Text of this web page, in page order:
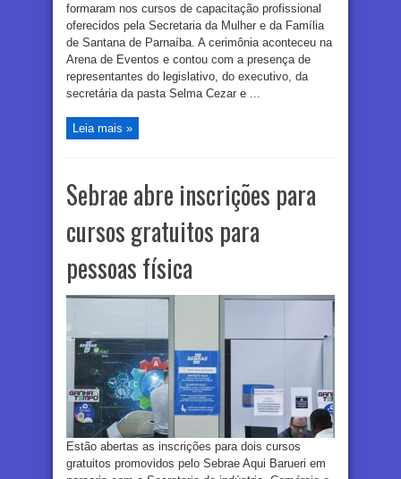
formaram nos cursos de capacitação profissional
oferecidos pela Secretaria da Mulher e da Família
de Santana de Parnaíba. A cerimônia aconteceu na
Arena de Eventos e contou com a presença de
representantes do legislativo, do executivo, da
secretária da pasta Selma Cezar e ...
Leia mais »
Sebrae abre inscrições para
cursos gratuitos para
pessoas física
Estão abertas as inscrições para dois cursos
gratuitos promovidos pelo Sebrae Aqui Barueri em